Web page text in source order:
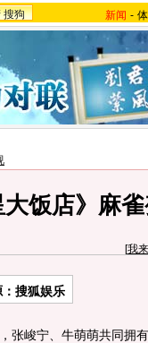
搜狗 新闻 -
饭店》麻
[我
：搜狐娱乐
峻宁、牛萌萌共同拥